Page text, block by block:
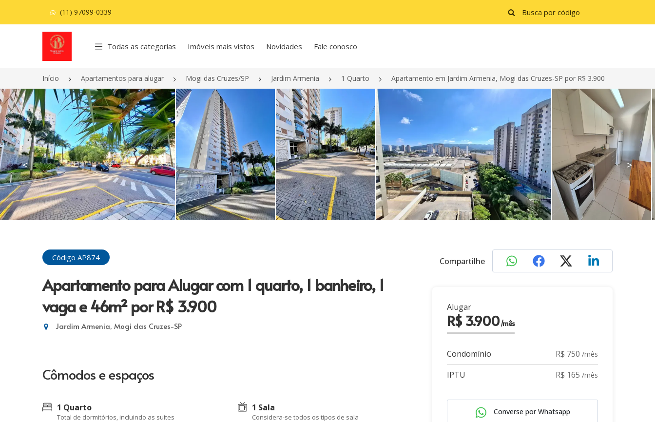
(11) 97099-0339
Página inicial
Todas as categorias Imóveis mais vistos Novidades Fale conosco
Início Apartamentos para alugar Mogi das Cruzes/SP Jardim Armenia 1 Quarto Apartamento em Jardim Armenia, Mogi das Cruzes-SP por R$ 3.900
< >
Código AP874
Apartamento para Alugar com 1 quarto, 1 banheiro, 1
vaga e 46m²por R$ 3.900
Jardim Armenia, Mogi das Cruzes-SP
Cômodos e espaços
1 Quarto
Total de dormitórios, incluindo as suítes
1 Sala
Considera-se todos os tipos de sala
Compartilhe
Alugar
R$ 3.900/mês
Condomínio R$ 750 /mês
IPTU R$ 165 /mês
Converse por Whatsapp